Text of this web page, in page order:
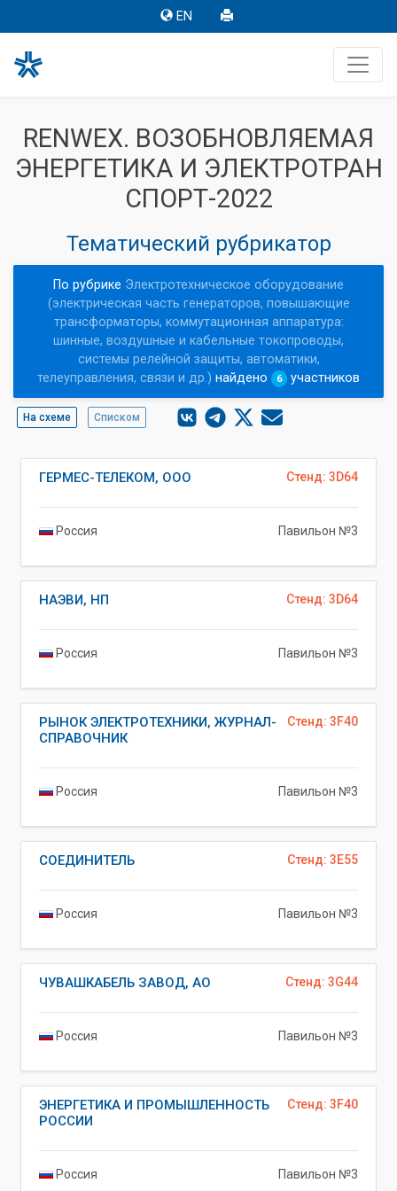
EN
RENWEX. ВОЗОБНОВЛЯЕМАЯ
ЭНЕРГЕТИКА И ЭЛЕКТРОТРАН
СПОРТ-2022
Тематический рубрикатор
По рубрике Электротехническое оборудование
(электрическая часть генераторов, повышающие
трансформаторы, коммутационная аппаратура:
шинные, воздушные и кабельные токопроводы,
системы релейной защиты, автоматики,
телеуправления, связи и др.) найдено 6 участников
На схеме Списком
Стенд: 3D64
ГЕРМЕС-ТЕЛЕКОМ, ООО
Россия Павильон №3
Стенд: 3D64
НАЭВИ, НП
Россия Павильон №3
Стенд: 3F40
РЫНОК ЭЛЕКТРОТЕХНИКИ, ЖУРНАЛ-
СПРАВОЧНИК
Россия Павильон №3
Стенд: 3E55
СОЕДИНИТЕЛЬ
Россия Павильон №3
Стенд: 3G44
ЧУВАШКАБЕЛЬ ЗАВОД, АО
Россия Павильон №3
Стенд: 3F40
ЭНЕРГЕТИКА И ПРОМЫШЛЕННОСТЬ
РОССИИ
Россия Павильон №3